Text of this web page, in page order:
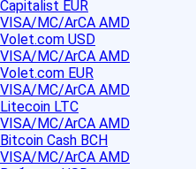
Capitalist EUR
VISA/MC/ArCA AMD
Volet.com USD
VISA/MC/ArCA AMD
Volet.com EUR
VISA/MC/ArCA AMD
Litecoin LTC
VISA/MC/ArCA AMD
Bitcoin Cash BCH
VISA/MC/ArCA AMD